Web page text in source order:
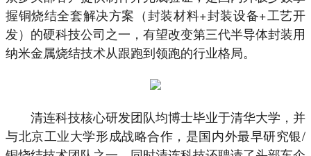
握铜烧结全套解决方案（封装材料+封装设备+工艺开
发）的硬科技公司之一，有望改变第三代半导体封装用
纳米金属烧结技术从跟跑到领跑的行业格局。
清连科技核心研发团队均博⼠毕业于清华⼤学，并
与北京工业大学形成战略合作，是国内外最早研究银/